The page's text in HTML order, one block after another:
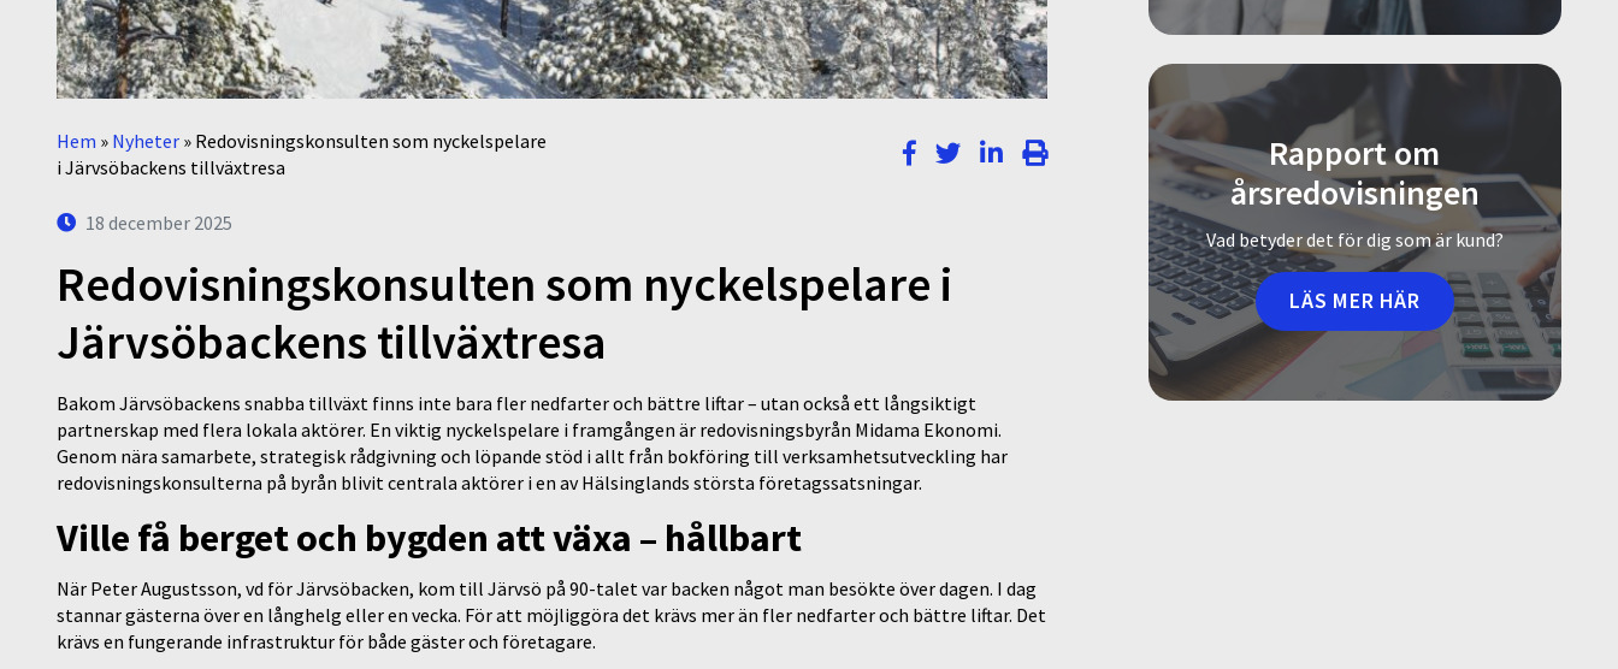
Hem » Nyheter » Redovisningskonsulten som nyckelspelare
i Järvsöbackens tillväxtresa
18 december 2025
Redovisningskonsulten som nyckelspelare i
Järvsöbackens tillväxtresa
Bakom Järvsöbackens snabba tillväxt finns inte bara fler nedfarter och bättre liftar – utan också ett långsiktigt
partnerskap med flera lokala aktörer. En viktig nyckelspelare i framgången är redovisningsbyrån Midama Ekonomi.
Genom nära samarbete, strategisk rådgivning och löpande stöd i allt från bokföring till verksamhetsutveckling har
redovisningskonsulterna på byrån blivit centrala aktörer i en av Hälsinglands största företagssatsningar.
Ville få berget och bygden att växa – hållbart
När Peter Augustsson, vd för Järvsöbacken, kom till Järvsö på 90-talet var backen något man besökte över dagen. I dag
stannar gästerna över en långhelg eller en vecka. För att möjliggöra det krävs mer än fler nedfarter och bättre liftar. Det
krävs en fungerande infrastruktur för både gäster och företagare.
Rapport om
årsredovisningen
Vad betyder det för dig som är kund?
LÄS MER HÄR